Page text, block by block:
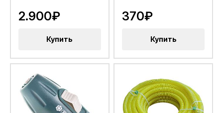
2.900₽
Купить
370₽
Купить